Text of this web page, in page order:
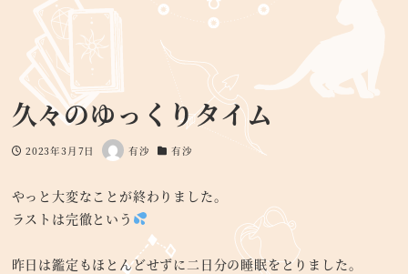
久々のゆっくりタイム
投稿日
2023年3月7日
著
有沙
カテゴリー
有沙
やっと大変なことが終わりました。
ラストは完徹という
昨日は鑑定もほとんどせずに二日分の睡眠をとりました。